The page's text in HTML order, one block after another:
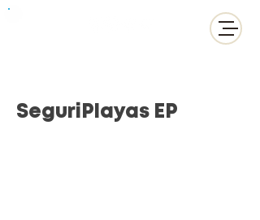
SeguriPlayas EP